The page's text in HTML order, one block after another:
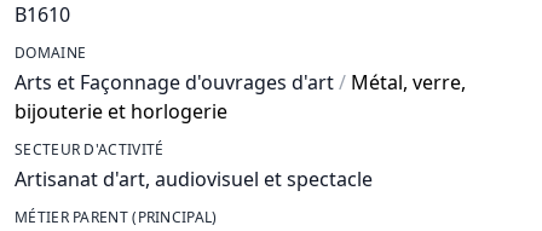
B1610
DOMAINE
Arts et Façonnage d'ouvrages d'art/ Métal, verre,
bijouterie et horlogerie
SECTEUR D'ACTIVITÉ
Artisanat d'art, audiovisuel et spectacle
MÉTIER PARENT (PRINCIPAL)